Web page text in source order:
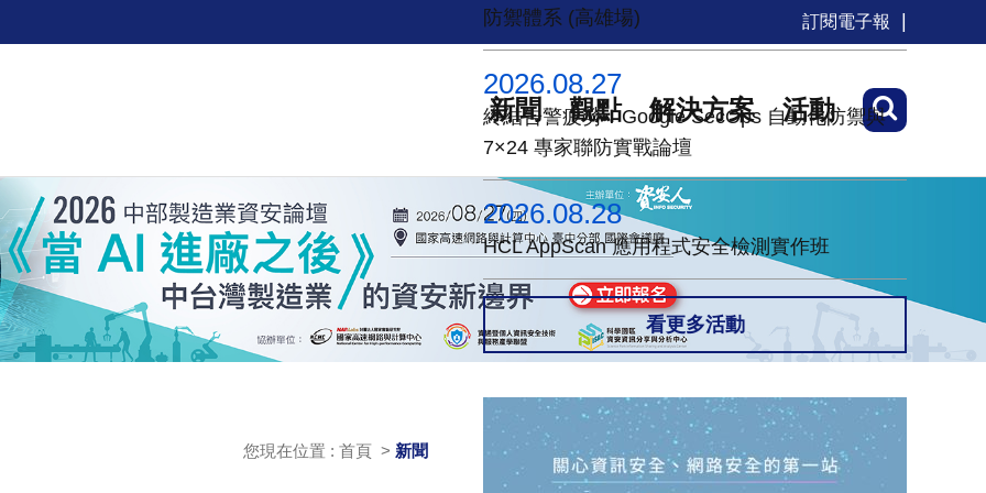
訂閱電子報
新聞 觀點 解決方案 活動
您現在位置 : 首頁 > 新聞
防禦體系 (高雄場)
2026.08.27
終結告警疲勞！Google SecOps 自動化防禦與
7×24 專家聯防實戰論壇
2026.08.28
HCL AppScan 應用程式安全檢測實作班
看更多活動